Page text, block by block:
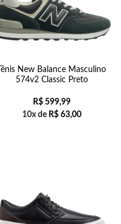
Tênis New Balance Masculino
574v2 Classic Preto
R$599,99
10x de R$63,00